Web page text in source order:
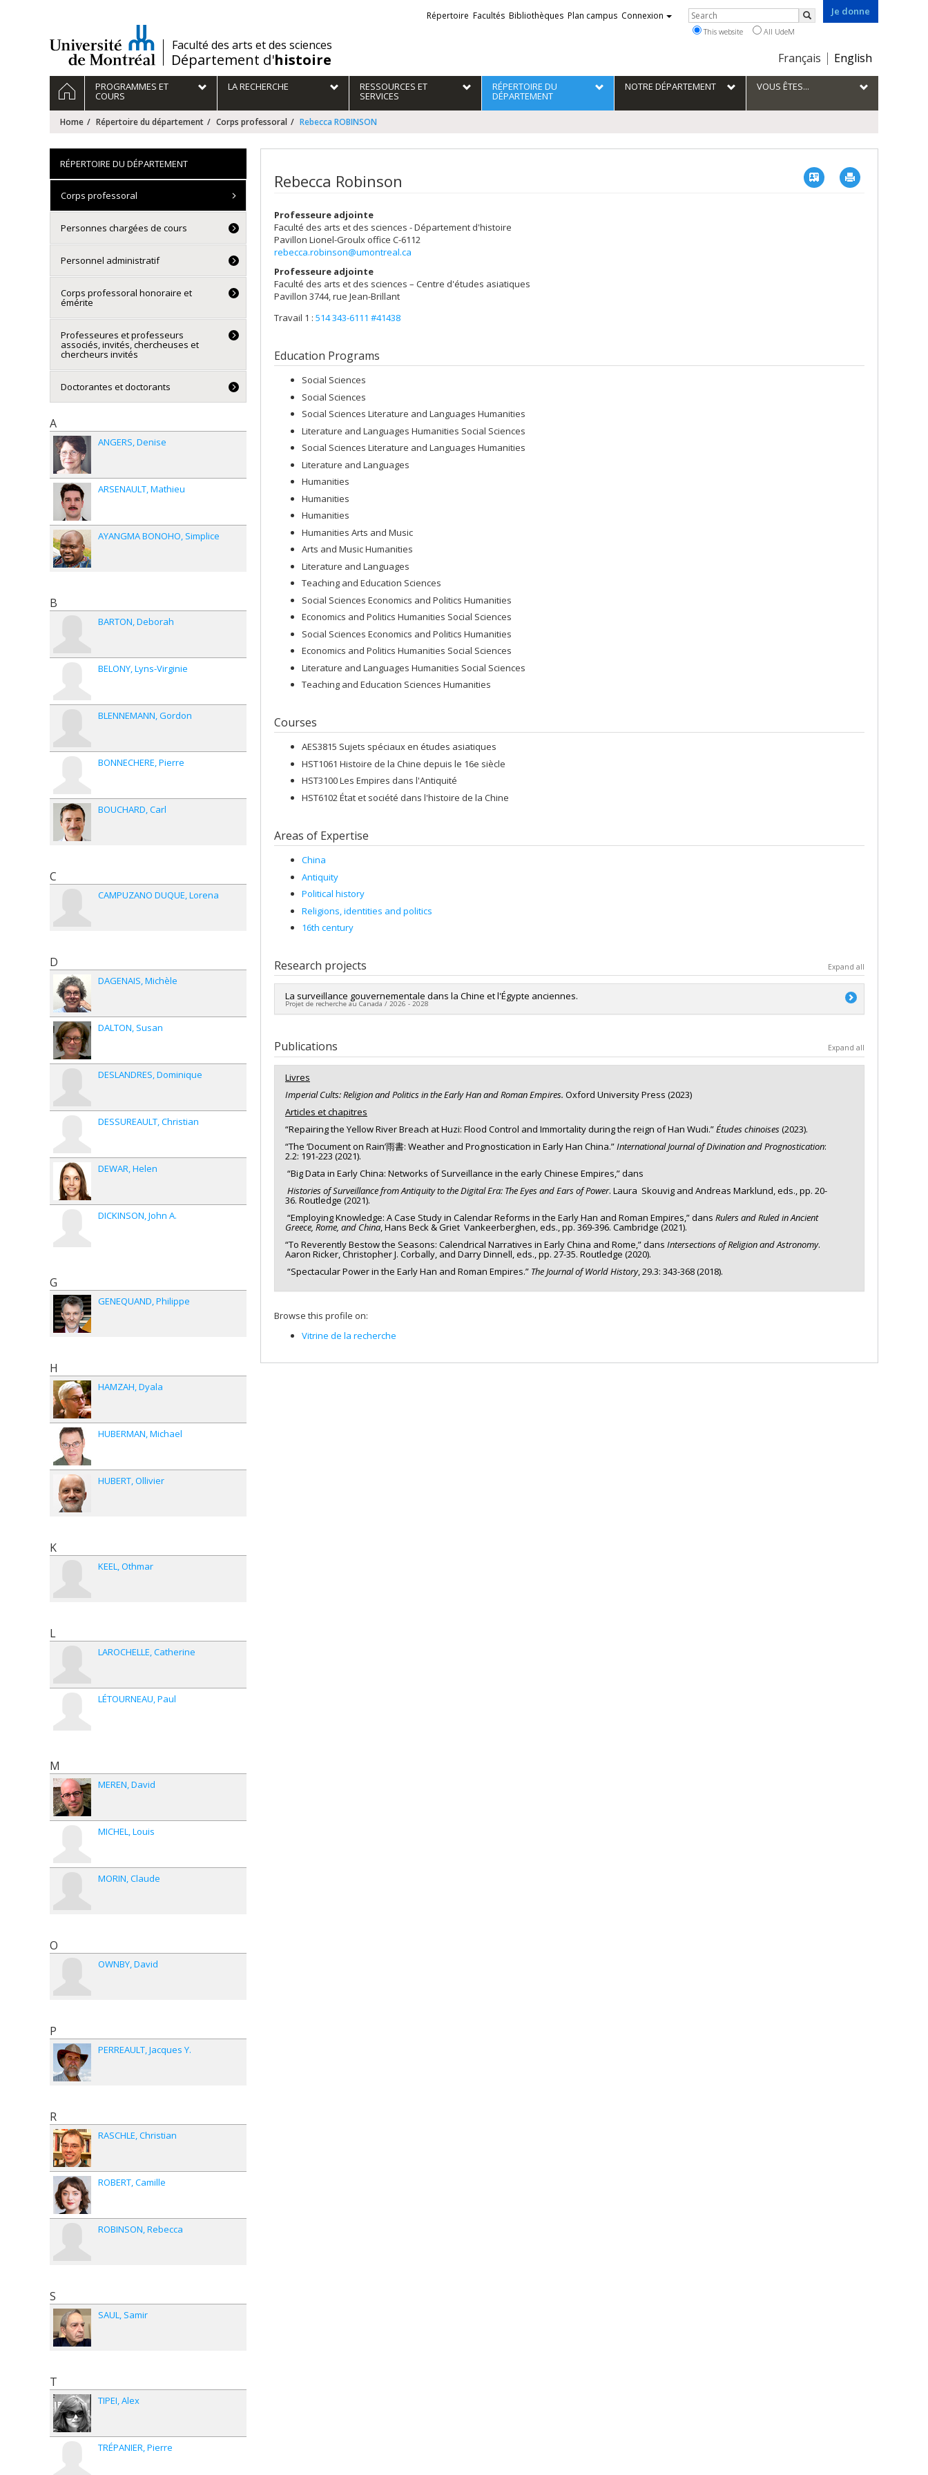
/Faculté des arts et des sciences
Département d'histoire
Je donne
Choix
la
langue
Français English
Liens
externes
Répertoire Facultés Bibliothèques Plan campus Connexion Rechercher
Search
This website All UdeM
Navigation
principale
HOMEPROGRAMMES ET
COURS
LA RECHERCHE RESSOURCES ET
SERVICES
RÉPERTOIRE DU
DÉPARTEMENT
NOTRE DÉPARTEMENT VOUS ÊTES...
Home Répertoire du département Corps professoral Rebecca ROBINSON
Rebecca Robinson Vcard
Professeure adjointe
Faculté des arts et des sciences - Département d'histoire
Pavillon Lionel-Groulx office C-6112
rebecca.robinson@umontreal.ca
Professeure adjointe
Faculté des arts et des sciences – Centre d'études asiatiques
Pavillon 3744, rue Jean-Brillant
Travail 1 : 514 343-6111 #41438
Education Programs
Social Sciences
Social Sciences
Social Sciences Literature and Languages Humanities
Literature and Languages Humanities Social Sciences
Social Sciences Literature and Languages Humanities
Literature and Languages
Humanities
Humanities
Humanities
Humanities Arts and Music
Arts and Music Humanities
Literature and Languages
Teaching and Education Sciences
Social Sciences Economics and Politics Humanities
Economics and Politics Humanities Social Sciences
Social Sciences Economics and Politics Humanities
Economics and Politics Humanities Social Sciences
Literature and Languages Humanities Social Sciences
Teaching and Education Sciences Humanities
Courses
AES3815 Sujets spéciaux en études asiatiques
HST1061 Histoire de la Chine depuis le 16e siècle
HST3100 Les Empires dans l'Antiquité
HST6102 État et société dans l'histoire de la Chine
Areas of Expertise
China
Antiquity
Political history
Religions, identities and politics
16th century
Research projects Expand all
La surveillance gouvernementale dans la Chine et l'Égypte anciennes.
Projet de recherche au Canada / 2026 - 2028
Funding sources:
Grant programs:PVX20020-Subvention institutionnelle du CRSH - Subventions d'exploration
Publications Expand all
Livres
Imperial Cults: Religion and Politics in the Early Han and Roman Empires. Oxford University Press (2023)
Articles et chapitres
“Repairing the Yellow River Breach at Huzi: Flood Control and Immortality during the reign of Han Wudi.”Études chinoises(2023).
“The ‘Document on Rain’雨書: Weather and Prognostication in Early Han China.”International Journal of Divination and Prognostication:
2.2: 191-223 (2021).
“Big Data in Early China: Networks of Surveillance in the early Chinese Empires,” dans
Histories of Surveillance from Antiquity to the Digital Era: The Eyes and Ears of Power. Laura Skouvig and Andreas Marklund, eds., pp. 20-
36. Routledge (2021).
“Employing Knowledge: A Case Study in Calendar Reforms in the Early Han and Roman Empires,” dans Rulers and Ruled in Ancient
Greece, Rome, and China , Hans Beck & Griet Vankeerberghen, eds., pp. 369-396. Cambridge (2021).
“To Reverently Bestow the Seasons: Calendrical Narratives in Early China and Rome,” dans Intersections of Religion and Astronomy.
Aaron Ricker, Christopher J. Corbally, and Darry Dinnell, eds., pp. 27-35. Routledge (2020).
“Spectacular Power in the Early Han and Roman Empires.” The Journal of World History, 29.3: 343-368 (2018).
Browse this profile on:
Vitrine de la recherche
RÉPERTOIRE DU DÉPARTEMENT
Corps professoral
Personnes chargées de cours
Personnel administratif
Corps professoral honoraire et
émérite
Professeures et professeurs
associés, invités, chercheuses et
chercheurs invités
Doctorantes et doctorants
A
ANGERS Denise
ARSENAULT Mathieu
AYANGMA BONOHO Simplice
B
BARTON Deborah
BELONY Lyns-Virginie
BLENNEMANN Gordon
BONNECHERE Pierre
BOUCHARD Carl
C
CAMPUZANO DUQUE Lorena
D
DAGENAIS Michèle
DALTON Susan
DESLANDRES Dominique
DESSUREAULT Christian
DEWAR Helen
DICKINSON John A.
G
GENEQUAND Philippe
H
HAMZAH Dyala
HUBERMAN Michael
HUBERT Ollivier
K
KEEL Othmar
L
LAROCHELLE Catherine
LÉTOURNEAU Paul
M
MEREN David
MICHEL Louis
MORIN Claude
O
OWNBY David
P
PERREAULT Jacques Y.
R
RASCHLE Christian
ROBERT Camille
ROBINSON Rebecca
S
SAUL Samir
T
TIPEI Alex
TRÉPANIER Pierre